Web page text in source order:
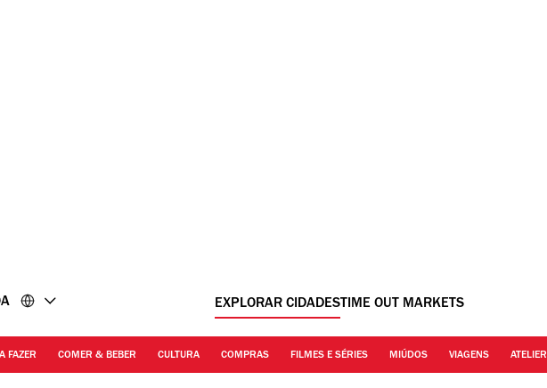
EXPLORAR CIDADESTIME OUT MARKETS
FAZER COMER & BEBER CULTURA COMPRAS FILMES E SÉRIES MIÚDOS VIAGENS ATELIER